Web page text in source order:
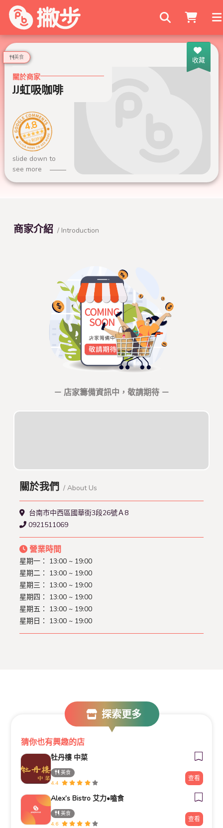
搜尋商家
收藏
美食
關於商家
JJ虹吸咖啡
4.8
52 則評論
slide down to
see more
商家介紹 / Introduction
－ 店家籌備資訊中，敬請期待 －
關於我們 / About Us
台南市中西區國華街3段26號Ａ8
0921511069
營業時間
星期一： 13:00 ~ 19:00
星期二： 13:00 ~ 19:00
星期三： 13:00 ~ 19:00
星期四： 13:00 ~ 19:00
星期五： 13:00 ~ 19:00
星期日： 13:00 ~ 19:00
探索更多
猜你也有興趣的店
牡丹樓 中菜
美食
4.4
查看
Alex’s Bistro 艾力•嗑食
美食
4.6
查看